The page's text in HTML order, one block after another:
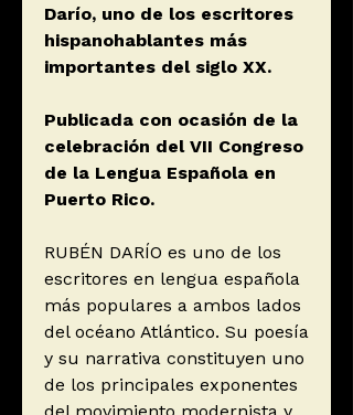
Darío, uno de los escritores
hispanohablantes más
importantes del siglo XX.
Publicada con ocasión de la
celebración del VII Congreso
de la Lengua Española en
Puerto Rico.
RUBÉN DARÍO es uno de los
escritores en lengua española
más populares a ambos lados
del océano Atlántico. Su poesía
y su narrativa constituyen uno
de los principales exponentes